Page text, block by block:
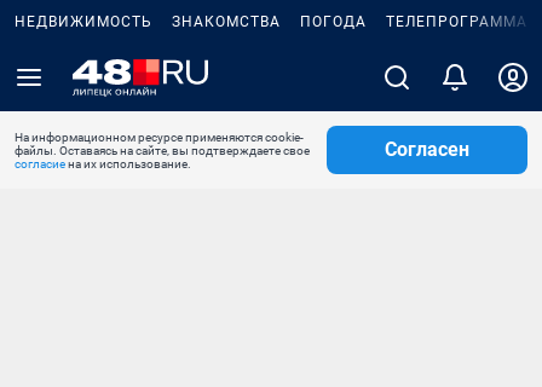
НЕДВИЖИМОСТЬ ЗНАКОМСТВА ПОГОДА ТЕЛЕПРОГРАММА
На информационном ресурсе применяются cookie-
файлы. Оставаясь на сайте, вы подтверждаете свое
согласиена их использование.
Согласен